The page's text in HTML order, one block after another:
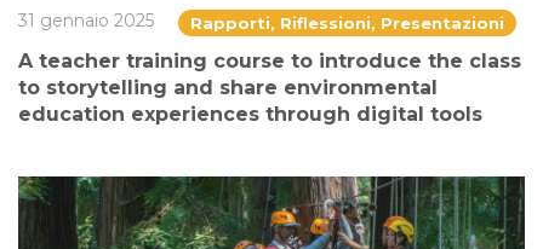
31 gennaio 2025 Rapporti, Riflessioni, Presentazioni
A teacher training course to introduce the class
to storytelling and share environmental
education experiences through digital tools